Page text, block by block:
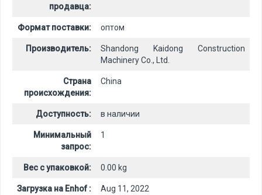
продавца:
Формат поставки: оптом
Производитель:
Shandong Kaidong Construction
Machinery Co., Ltd.
Страна
происхождения:
China
Доступность: в наличии
Минимальный
запрос:
1
Вес с упаковкой: 0.00 kg
Загрузка на Enhof : Aug 11, 2022